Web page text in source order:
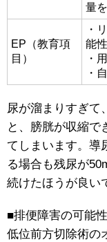
量
EP（教育項
目）
・
能
・
・
尿が溜まりすぎて
と、膀胱が収縮で
てしまいます。導
る場合も残尿が
続けたほうが良い
■排便障害の可能
低位前方切除術の